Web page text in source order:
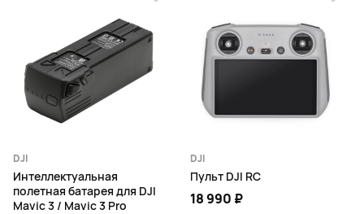
DJI
Интеллектуальная
полетная батарея для DJI
Mavic 3 / Mavic 3 Pro
DJI
Пульт DJI RC
18 990 ₽